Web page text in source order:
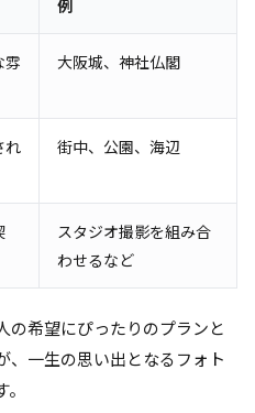
例
雰
大阪城、神社仏閣
れ
街中、公園、海辺
スタジオ撮影を組み合
わせるなど
の希望にぴったりのプランと
、一生の思い出となるフォト